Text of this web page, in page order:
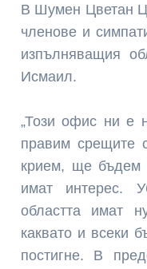
В Шумен Цветан
членове и
изпълняващия
Исмаил.
„Този офис ни е
правим срещите
крием, ще бъдем
имат интерес.
областта имат
каквато и всеки
постигне. В